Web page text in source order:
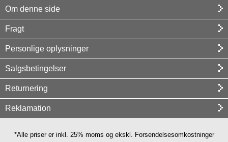
Om denne side
Fragt
Personlige oplysninger
Salgsbetingelser
Returnering
Reklamation
*Alle priser er inkl. 25% moms og ekskl. Forsendelsesomkostninger